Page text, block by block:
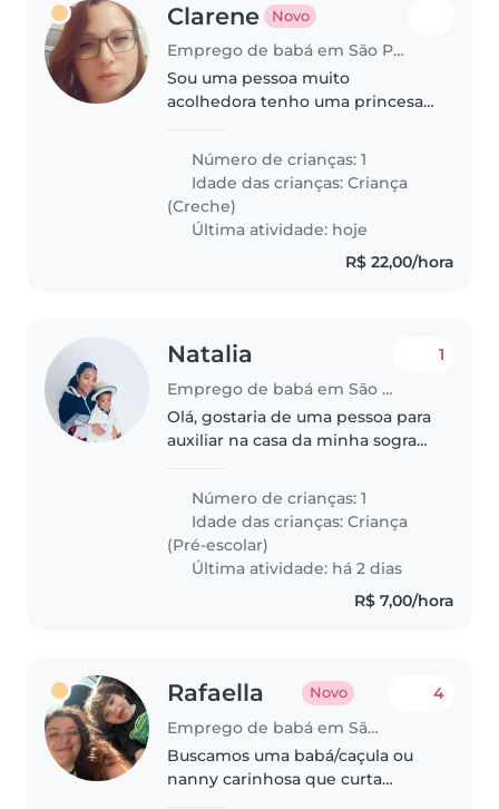
Clarene Novo
Emprego de babá em São Paulo
Sou uma pessoa muito
acolhedora tenho uma princesa
pois fiz uma cirurgia e quero
estar em casa próxima da minha
bb
Número de crianças: 1
Idade das crianças:Criança
(Creche)
Última atividade: hoje
R$ 22,00/hora
Natalia
Emprego de babá em São Paulo
1
Olá, gostaria de uma pessoa para
auxiliar na casa da minha sogra
período da manhã, depois levar
para escolar a tarde, nos dias que
não tiver aula passar..
Número de crianças: 1
Idade das crianças:Criança
(Pré-escolar)
Última atividade: há 2 dias
R$ 7,00/hora
Rafaella Novo
Emprego de babá em São Paulo
4
Buscamos uma babá/caçula ou
nanny carinhosa que curta